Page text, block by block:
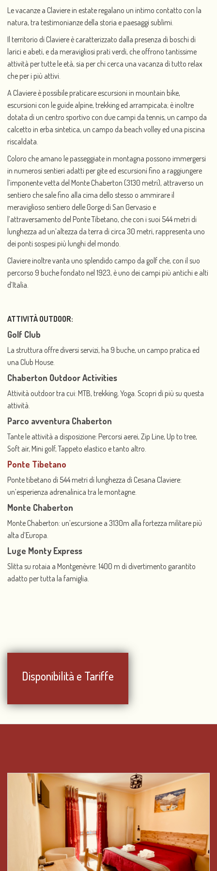
Le vacanze a Claviere in estate regalano un intimo contatto con la
natura, tra testimonianze della storia e paesaggi sublimi.
Il territorio di Claviere è caratterizzato dalla presenza di boschi di
larici e abeti, e da meravigliosi prati verdi, che offrono tantissime
attività per tutte le età, sia per chi cerca una vacanza di tutto relax
che per i più attivi.
A Claviere è possibile praticare escursioni in mountain bike,
escursioni con le guide alpine, trekking ed arrampicata; è inoltre
dotata di un centro sportivo con due campi da tennis, un campo da
calcetto in erba sintetica, un campo da beach volley ed una piscina
riscaldata.
Coloro che amano le passeggiate in montagna possono immergersi
in numerosi sentieri adatti per gite ed escursioni fino a raggiungere
l’imponente vetta del Monte Chaberton (3130 metri), attraverso un
sentiero che sale fino alla cima dello stesso o ammirare il
meraviglioso sentiero delle Gorge di San Gervasio e
l’attraversamento del Ponte Tibetano, che con i suoi 544 metri di
lunghezza ad un’altezza da terra di circa 30 metri, rappresenta uno
dei ponti sospesi più lunghi del mondo.
Claviere inoltre vanta uno splendido campo da golf che, con il suo
percorso 9 buche fondato nel 1923, è uno dei campi più antichi e alti
d’Italia.
ATTIVITÀ OUTDOOR:
Golf Club
La struttura offre diversi servizi, ha 9 buche, un campo pratica ed
una Club House.
Chaberton Outdoor Activities
Attività outdoor tra cui: MTB, trekking, Yoga. Scopri di più su questa
attività.
Parco avventura Chaberton
Tante le attività a disposizione: Percorsi aerei, Zip Line, Up to tree,
Soft air, Mini golf, Tappeto elastico e tanto altro.
Ponte Tibetano
Ponte tibetano di 544 metri di lunghezza di Cesana Claviere:
un’esperienza adrenalinica tra le montagne.
Monte Chaberton
Monte Chaberton: un’escursione a 3130m alla fortezza militare più
alta d’Europa.
Luge Monty Express
Slitta su rotaia a Montgenèvre: 1400 m di divertimento garantito
adatto per tutta la famiglia.
Disponibilità e Tariffe